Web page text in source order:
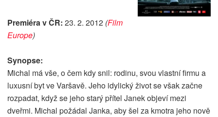
Premiéra v ČR: 23. 2. 2012 (Film
Europe)
Synopse:
Michal má vše, o čem kdy snil: rodinu, svou vlastní firmu a
luxusní byt ve Varšavě. Jeho idylický život se však začne
rozpadat, když se jeho starý přítel Janek objeví mezi
dveřmi. Michal požádal Janka, aby šel za kmotra jeho nově